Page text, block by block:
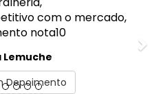
com o mercado,
nota10
Lemuche
Depoimento